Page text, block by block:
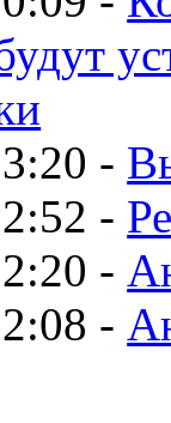
-
-
-
-